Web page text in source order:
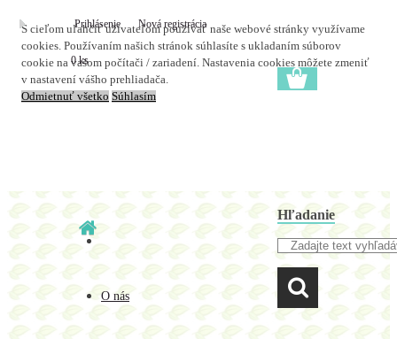
S cieľom uľahčiť užívateľom používať naše webové stránky využívame
cookies. Používaním našich stránok súhlasíte s ukladaním súborov
cookie na vašom počítači / zariadení. Nastavenia cookies môžete zmeniť
v nastavení vášho prehliadača.
Odmietnuť všetko Súhlasím
O nás
Hľadanie
Prihlásenie Nová registrácia
0 ks